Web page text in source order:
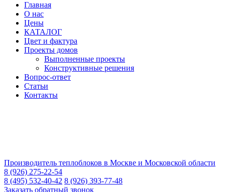
Главная
О нас
Цены
КАТАЛОГ
Цвет и фактура
Проекты домов
Выполненные проекты
Конструктивные решения
Вопрос-ответ
Статьи
Контакты
Производитель теплоблоков в Москве и Московской области
8 (926) 275-22-54
8 (495) 532-40-42 8 (926) 393-77-48
Заказать обратный звонок